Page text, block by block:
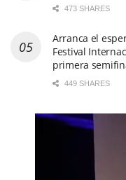
473 SHARES
Arranca el
Festival
primera
449 SHARES